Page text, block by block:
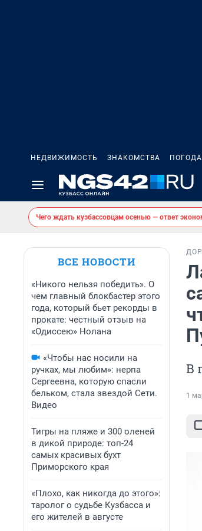
НЕДВИЖИМОСТЬ ЗНАКОМСТВА ПОГОДА
Чего ждать кузбассовцам осенью — ответ
ВСЕ НОВОСТИ
«Никого нельзя победить». О
чем главный блокбастер этого
года, который бьет рекорды в
прокате: честный отзыв на
«Одиссею» Нолана
«Чтобы нас носили на
ручках, мы любим»: нерпа
Сергеевна, которую спасли
бельком, стала звездой Сети.
Видео
Тигры на пляже и 300 оленей
в дикой природе: топ-24
самых красивых бухт
Приморского края
«Плохо, как никогда до этого»:
таролог о судьбе Кузбасса и
его жителей в августе
В
1